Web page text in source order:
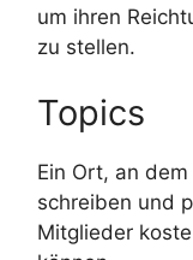
um ihren
zu stellen.
Topics
Ein Ort, an
schreiben und
Mitglieder